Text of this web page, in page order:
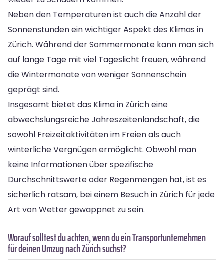
Neben den Temperaturen ist auch die Anzahl der
Sonnenstunden ein wichtiger Aspekt des Klimas in
Zürich. Während der Sommermonate kann man sich
auf lange Tage mit viel Tageslicht freuen, während
die Wintermonate von weniger Sonnenschein
geprägt sind.
Insgesamt bietet das Klima in Zürich eine
abwechslungsreiche Jahreszeitenlandschaft, die
sowohl Freizeitaktivitäten im Freien als auch
winterliche Vergnügen ermöglicht. Obwohl man
keine Informationen über spezifische
Durchschnittswerte oder Regenmengen hat, ist es
sicherlich ratsam, bei einem Besuch in Zürich für jede
Art von Wetter gewappnet zu sein.
Worauf solltest du achten, wenn du ein Transportunternehmen
für deinen Umzug nach Zürich suchst?